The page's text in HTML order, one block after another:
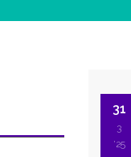
31
3
'25